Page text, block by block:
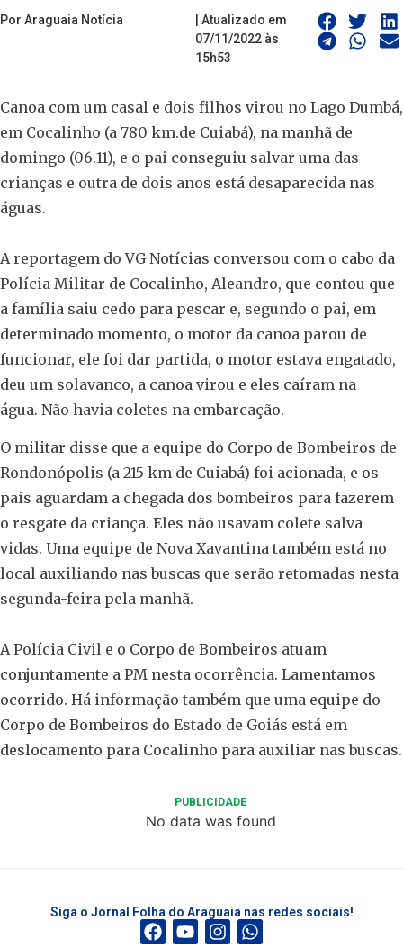
Por Araguaia Notícia
| Atualizado em
07/11/2022 às
15h53
Canoa com um casal e dois filhos virou no Lago Dumbá,
em Cocalinho (a 780 km.de Cuiabá), na manhã de
domingo (06.11), e o pai conseguiu salvar uma das
crianças e outra de dois anos está desaparecida nas
águas.
A reportagem do VG Notícias conversou com o cabo da
Polícia Militar de Cocalinho, Aleandro, que contou que
a família saiu cedo para pescar e, segundo o pai, em
determinado momento, o motor da canoa parou de
funcionar, ele foi dar partida, o motor estava engatado,
deu um solavanco, a canoa virou e eles caíram na
água. Não havia coletes na embarcação.
O militar disse que a equipe do Corpo de Bombeiros de
Rondonópolis (a 215 km de Cuiabá) foi acionada, e os
pais aguardam a chegada dos bombeiros para fazerem
o resgate da criança. Eles não usavam colete salva
vidas. Uma equipe de Nova Xavantina também está no
local auxiliando nas buscas que serão retomadas nesta
segunda-feira pela manhã.
A Polícia Civil e o Corpo de Bombeiros atuam
conjuntamente a PM nesta ocorrência. Lamentamos
ocorrido. Há informação também que uma equipe do
Corpo de Bombeiros do Estado de Goiás está em
deslocamento para Cocalinho para auxiliar nas buscas.
PUBLICIDADE
No data was found
Siga o Jornal Folha do Araguaia nas redes sociais!